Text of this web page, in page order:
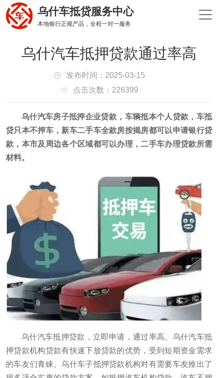
乌什车抵贷服务中心
本地银行正规产品，全程一对一服务
乌什汽车抵押贷款通过率高
发布时间：2025-03-15
点击次数：226399
乌什汽车房子抵押企业贷款，车辆抵本个人贷款，车抵
贷只本不押车，新车二手车全款房按揭房都可以申请银行贷
款，本市及周边各个区域都可以办理，二手车办理贷款所需
材料。
乌什汽车抵押贷款，立即申请，通过率高。乌什汽车抵
押贷款机构贷款有快速下放贷款的优势，受到短期资金需求
的车友们青睐。乌什车子抵押贷款机构对有需要车友推出了